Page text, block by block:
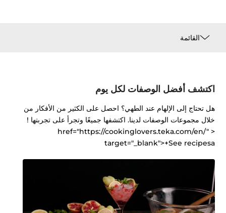
القائمة
اكتشف أفضل الوصفات لكل يوم
هل تحتاج إلى الإلهام عند الطهي؟ احصل على الكثير من الأفكار من
خلال مجموعات الوصفات لدينا. اكتشفها جميعًا وتجرأ على تجربتها !
< href="https://cookinglovers.teka.com/en/"
target="_blank">+See recipesa